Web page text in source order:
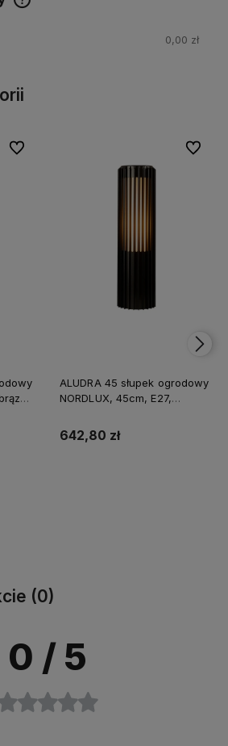
0,00 zł
Do ulubionych
Do ulubionych
ALUDRA 45 słupek ogrodowy
NORDLUX, 45cm, E27,
642,80 zł
Do
Do
(0)
0 / 5